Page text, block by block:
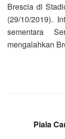
Brescia di
(29/10/2019).
sementara
mengalahkan
Piala